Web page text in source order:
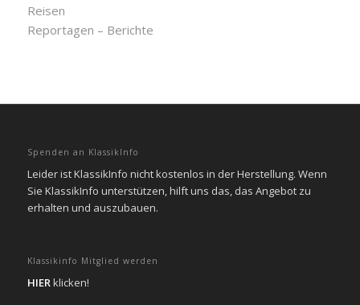
Reisen
Reportagen – Berichte
Spenden an KlassikInfo
Leider ist KlassikInfo nicht kostenlos in der Herstellung. Wenn
Sie KlassikInfo unterstützen, hilft uns das, das Angebot zu
erhalten und auszubauen.
Klassikinfo Mitglied werden
HIERklicken!